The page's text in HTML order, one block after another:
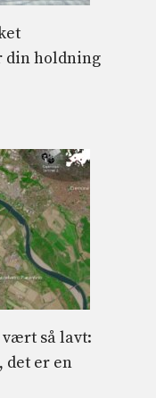
din holdning
så lavt:
det er en